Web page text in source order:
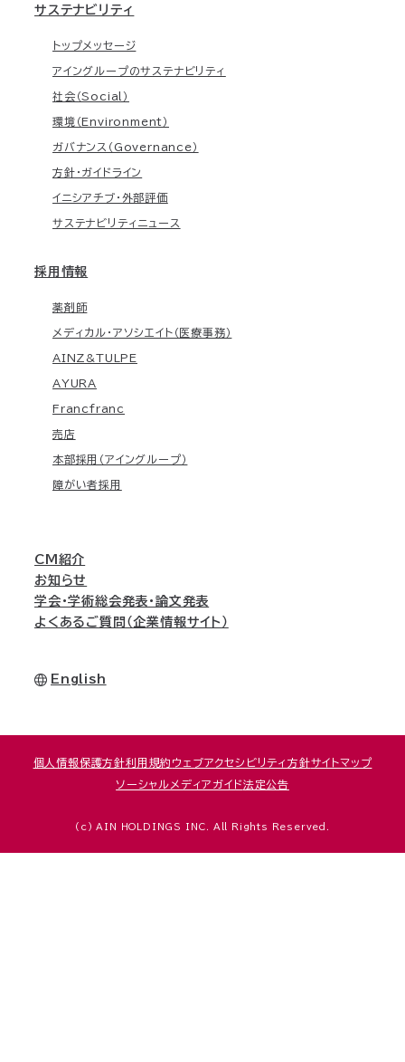
サステナビリティ
トップメッセージ
アイングループのサステナビリティ
社会（Social）
環境（Environment）
ガバナンス（Governance）
方針・ガイドライン
イニシアチブ・外部評価
サステナビリティニュース
採用情報
薬剤師
メディカル・アソシエイト（医療事務）
AINZ&TULPE
AYURA
Francfranc
売店
本部採用（アイングループ）
障がい者採用
CM紹介
お知らせ
学会・学術総会発表・論文発表
よくあるご質問（企業情報サイト）
English
個人情報保護方針利用規約 ウェブアクセシビリティ方針サイトマップ
ソーシャルメディアガイド法定公告
(c) AIN HOLDINGS INC. All Rights Reserved.